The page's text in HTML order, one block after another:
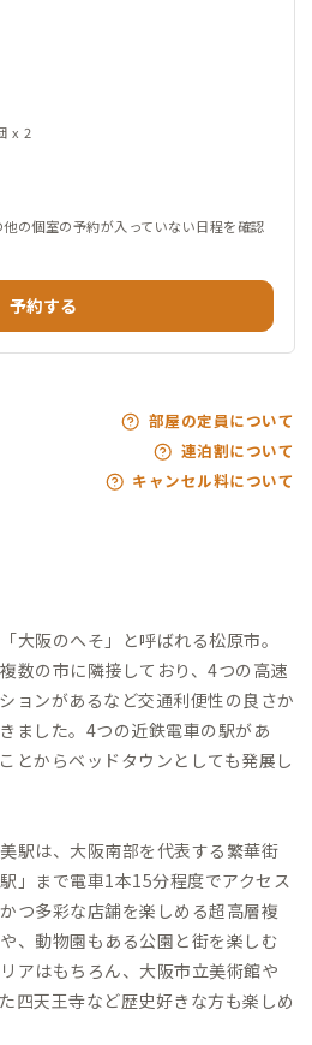
x 2
他の個室の予約が入っていない日程を確認
予約する
部屋の定員について
連泊割について
キャンセル料について
大阪のへそ」と呼ばれる松原市。
数の市に隣接しており、4つの高速
ョンがあるなど交通利便性の良さか
ました。4つの近鉄電車の駅があ
とからベッドタウンとしても発展し
駅は、大阪南部を代表する繁華街
」まで電車1本15分程度でアクセス
つ多彩な店舗を楽しめる超高層複
、動物園もある公園と街を楽しむ
アはもちろん、大阪市立美術館や
四天王寺など歴史好きな方も楽しめ